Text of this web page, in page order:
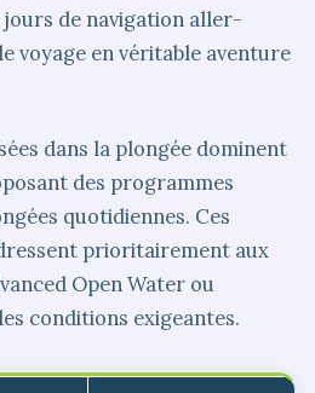
de navigation aller-
voyage en véritable aventure
dans la plongée dominent
des programmes
quotidiennes. Ces
prioritairement aux
Open Water ou
conditions exigeantes.